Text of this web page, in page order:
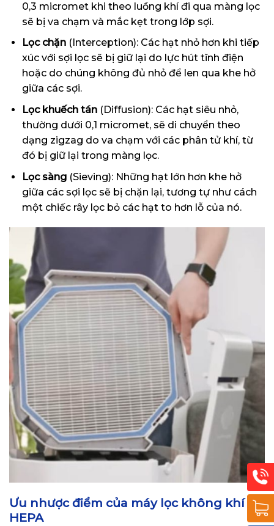
0,3 micromet khi theo luồng khí đi qua màng lọc
sẽ bị va chạm và mắc kẹt trong lớp sợi.
Lọc chặn(Interception): Các hạt nhỏ hơn khi tiếp
xúc với sợi lọc sẽ bị giữ lại do lực hút tĩnh điện
hoặc do chúng không đủ nhỏ để len qua khe hở
giữa các sợi.
Lọc khuếch tán(Diffusion): Các hạt siêu nhỏ,
thường dưới 0,1 micromet, sẽ di chuyển theo
dạng zigzag do va chạm với các phân tử khí, từ
đó bị giữ lại trong màng lọc.
Lọc sàng(Sieving): Những hạt lớn hơn khe hở
giữa các sợi lọc sẽ bị chặn lại, tương tự như cách
một chiếc rây lọc bỏ các hạt to hơn lỗ của nó.
Ưu nhược điểm của máy lọc không khí
HEPA